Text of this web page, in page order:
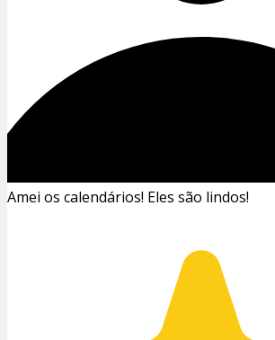
Amei os calendários! Eles são lindos!